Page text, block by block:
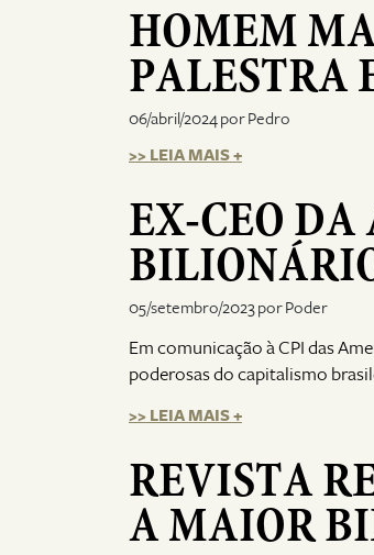
HOMEM
PALESTRA
06/abril/2024 por Pedro
>> LEIA MAIS +
EX-CEO DA
05/setembro/2023 por Poder
Em comunicação à CPI das
poderosas do capitalismo
>> LEIA MAIS +
REVISTA
A MAIOR